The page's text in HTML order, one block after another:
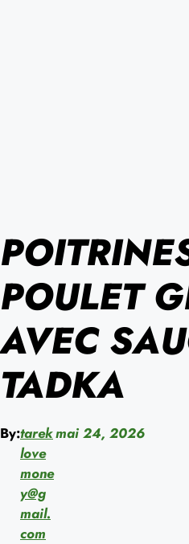
POULET
AVEC
TADKA
By:tarek
love
mone
y@g
mail.
com
mai 24, 2026